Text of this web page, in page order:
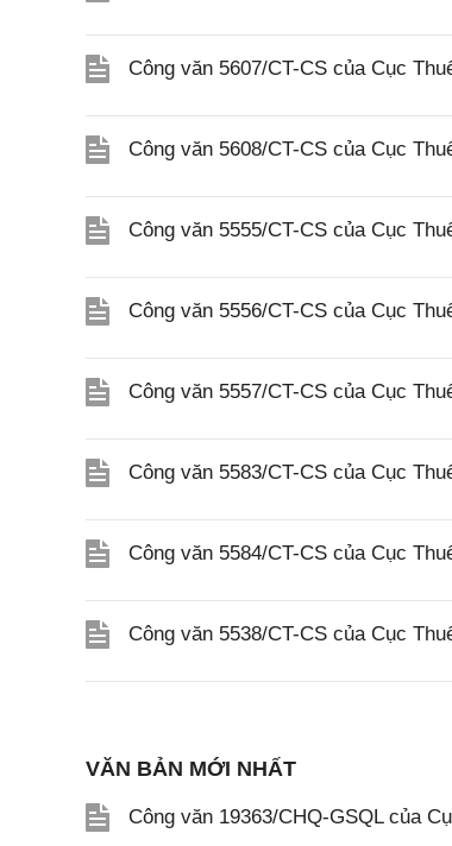
Công văn 5607/CT-CS của Cục
Công văn 5608/CT-CS của Cục
Công văn 5555/CT-CS của Cục
Công văn 5556/CT-CS của Cục
Công văn 5557/CT-CS của Cục
Công văn 5583/CT-CS của Cục
Công văn 5584/CT-CS của Cục
Công văn 5538/CT-CS của Cục
VĂN BẢN MỚI NHẤT
Công văn 19363/CHQ-GSQL của